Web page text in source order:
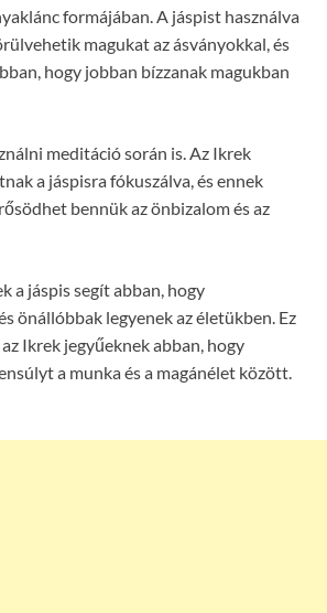
formájában. A jáspist használva
magukat az ásványokkal, és
hogy jobban bízzanak magukban
meditáció során is. Az Ikrek
a jáspisra fókuszálva, és ennek
bennük az önbizalom és az
a jáspis segít abban, hogy
önállóbbak legyenek az életükben. Ez
Ikrek jegyűeknek abban, hogy
a munka és a magánélet között.